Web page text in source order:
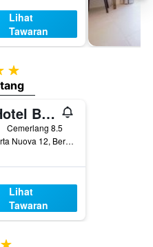
Lihat
Tawaran
bintang
Arli Hotel Business and Wellness
Cemerlang 8.5
Largo Porta Nuova 12, Bergamo, Bergamo, Itali
Lihat
Tawaran
2 bintang